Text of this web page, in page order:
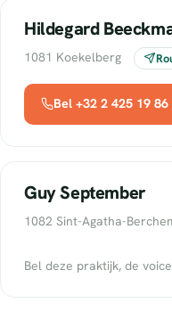
Hildegard
1081 Koekelberg
Bel +32 2 425 19 86
Guy September
1082 Sint-Agatha-
Bel deze praktijk, de